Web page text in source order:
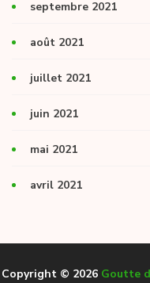
septembre 2021
août 2021
juillet 2021
juin 2021
mai 2021
avril 2021
Copyright © 2026 Goutte